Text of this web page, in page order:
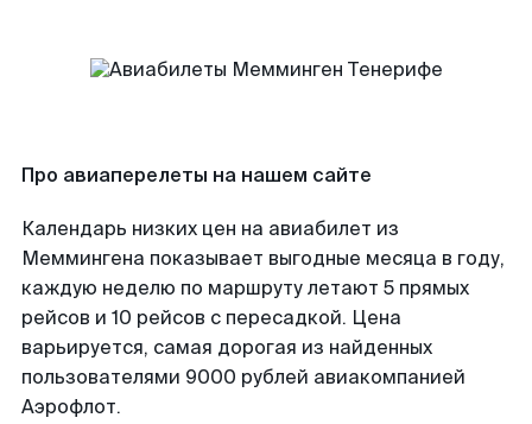
Про авиаперелеты на нашем сайте
Календарь низких цен на авиабилет из
Меммингена показывает выгодные месяца в году,
каждую неделю по маршруту летают 5 прямых
рейсов и 10 рейсов с пересадкой. Цена
варьируется, самая дорогая из найденных
пользователями 9000 рублей авиакомпанией
Аэрофлот.